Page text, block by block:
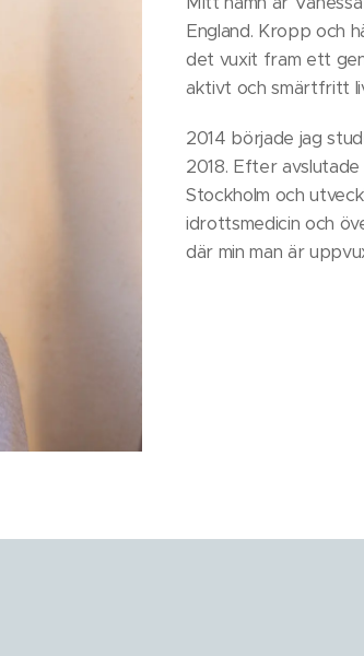
England. Kropp och
det vuxit fram ett
aktivt och smärtfritt
2014 började jag
2018. Efter
Stockholm och
idrottsmedicin och
där min man är